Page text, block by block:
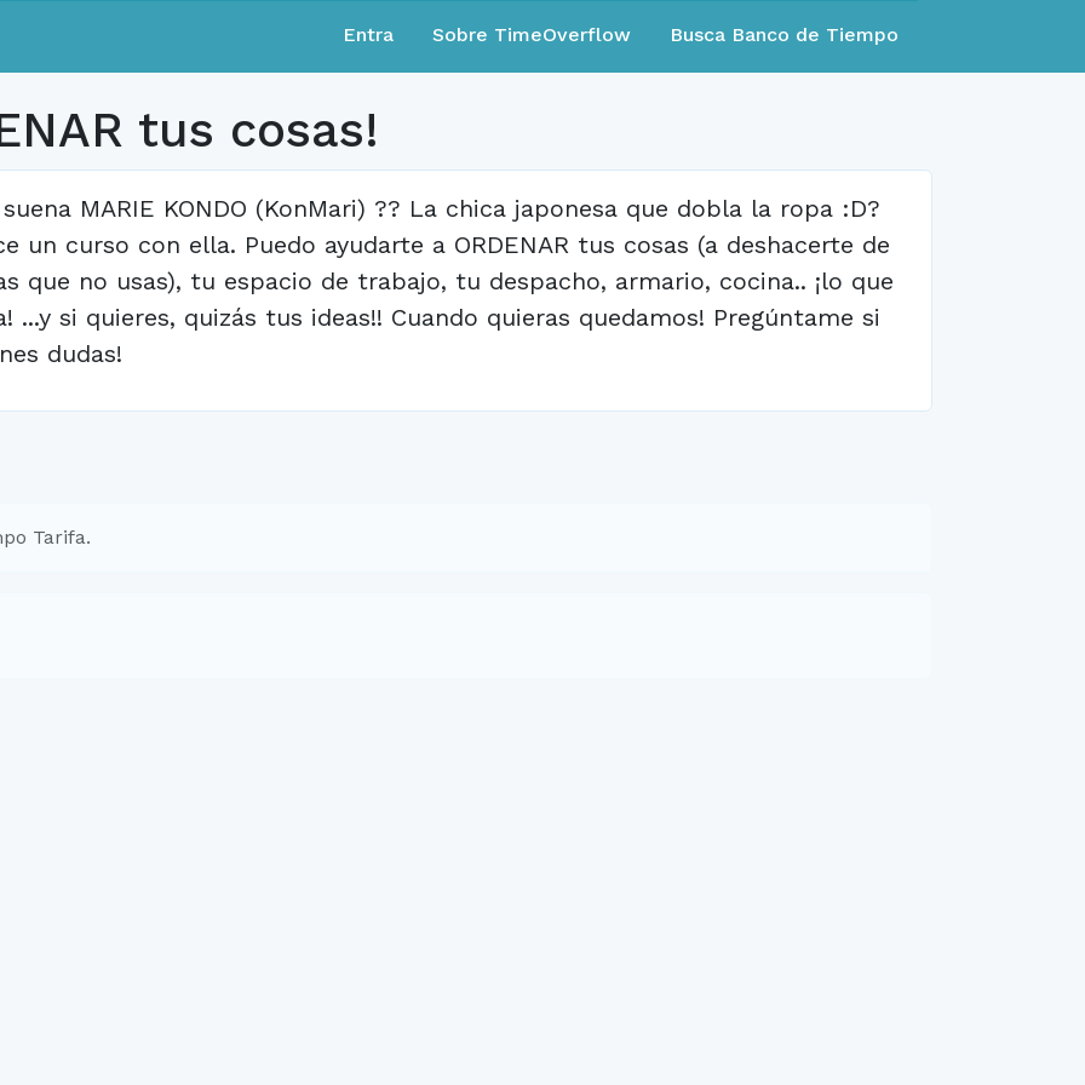
Entra Sobre TimeOverflow Busca Banco de Tiempo
tus cosas!
suena MARIE KONDO (KonMari) ?? La chica japonesa que dobla la ropa :D?
un curso con ella. Puedo ayudarte a ORDENAR tus cosas (a deshacerte de
que no usas), tu espacio de trabajo, tu despacho, armario, cocina.. ¡lo que
...y si quieres, quizás tus ideas!! Cuando quieras quedamos! Pregúntame si
dudas!
Tarifa.